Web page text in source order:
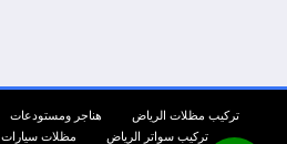
تركيب مظلات الرياض هناجر ومستودعات
تركيب سواتر الرياض
مظلات سيارات